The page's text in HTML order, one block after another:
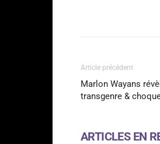
Article précédent
Marlon Wayans
transgenre &
ARTICLES EN